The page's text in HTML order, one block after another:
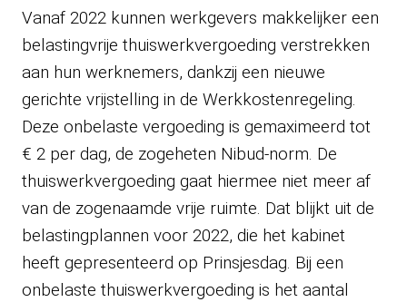
Vanaf 2022 kunnen werkgevers makkelijker een
belastingvrije thuiswerkvergoeding verstrekken
aan hun werknemers, dankzij een nieuwe
gerichte vrijstelling in de Werkkostenregeling.
Deze onbelaste vergoeding is gemaximeerd tot
€ 2 per dag, de zogeheten Nibud-norm. De
thuiswerkvergoeding gaat hiermee niet meer af
van de zogenaamde vrije ruimte. Dat blijkt uit de
belastingplannen voor 2022, die het kabinet
heeft gepresenteerd op Prinsjesdag. Bij een
onbelaste thuiswerkvergoeding is het aantal